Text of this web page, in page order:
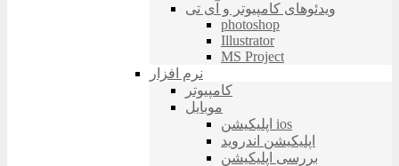
ویدئوهای کامپیوتر و آی تی
photoshop
Illustrator
MS Project
نرم افزار
کامپیوتر
موبایل
اپلیکیشن ios
اپلیکیشن اندروید
بررسی اپلیکیشن